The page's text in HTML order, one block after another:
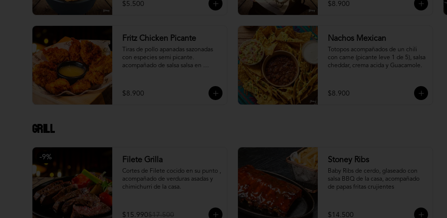
$5.500 $8.900
Fritz Chicken Picante
Tiras de pollo apanadas sazonadas
con especies semi picante.
acompañado de salsa salsa en
$8.900
Nachos Mexican
Totopos acompañados de un chili
con carne (picante leve 1 de 5), salsa
cheddar, crema acida y Guacamole.
$8.900
Grill
-9% Filete Grilla
Cortes de Filete cocido en su punto ,
acompañado de verduras asadas y
chimichurri de la casa.
$15.990$17.500
Stoney Ribs
Baby Ribs de cerdo, glaseado con
salsa BBQ de la casa, acompañado
de papas fritas crujientes
$14.500